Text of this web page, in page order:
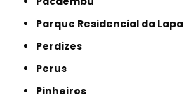
Parque Residencial da Lapa
Perdizes
Perus
Pinheiros